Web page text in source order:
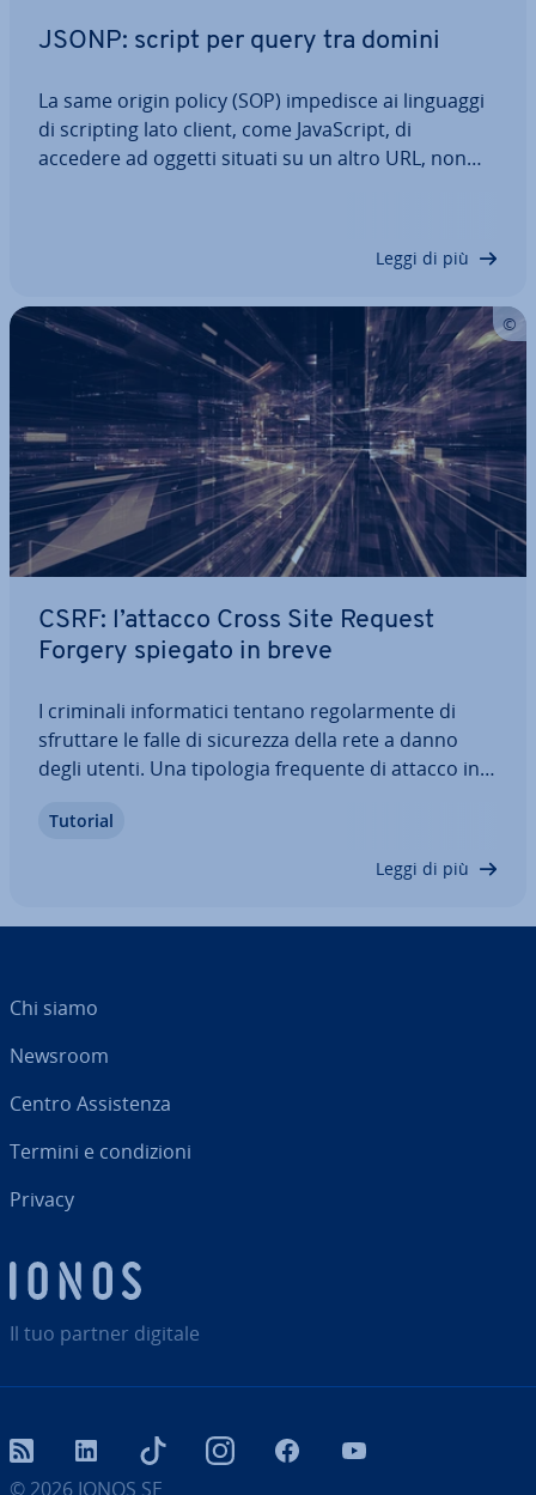
JSONP: script per query tra domini
La same origin policy (SOP) impedisce ai linguaggi
di scripting lato client, come Ja­va­Script, di
accedere ad oggetti situati su un altro URL, non
Leggi di più
CSRF: l’attacco Cross Site Request
Forgery spiegato in breve
I criminali in­for­ma­ti­ci tentano re­go­lar­men­te di
sfruttare le falle di sicurezza della rete a danno
degli utenti. Una tipologia frequente di attacco in­
attacchi Cross Site Forgery, ab­bre­via­ti in CSRF.
Tutorial
Leggi di più
Il tuo partner digitale
Chi siamo
Newsroom
Centro As­si­sten­za
Termini e con­di­zio­ni
Privacy
© 2026 IONOS SE
RSS LinkedIn tiktok InstagramFacebook